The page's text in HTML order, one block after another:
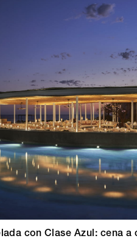
con Clase Azul: cena a